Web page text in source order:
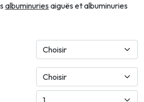
albuminuries aiguës et albuminuries